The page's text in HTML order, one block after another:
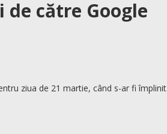
către Google
ziua de 21 martie, când s-ar fi împlinit